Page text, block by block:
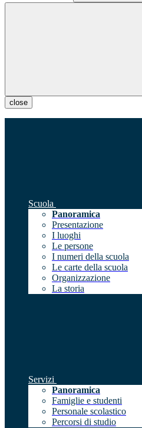
close
Scuola
Panoramica
Presentazione
I luoghi
Le persone
I numeri della scuola
Le carte della scuola
Organizzazione
La storia
Servizi
Panoramica
Famiglie e studenti
Personale scolastico
Percorsi di studio